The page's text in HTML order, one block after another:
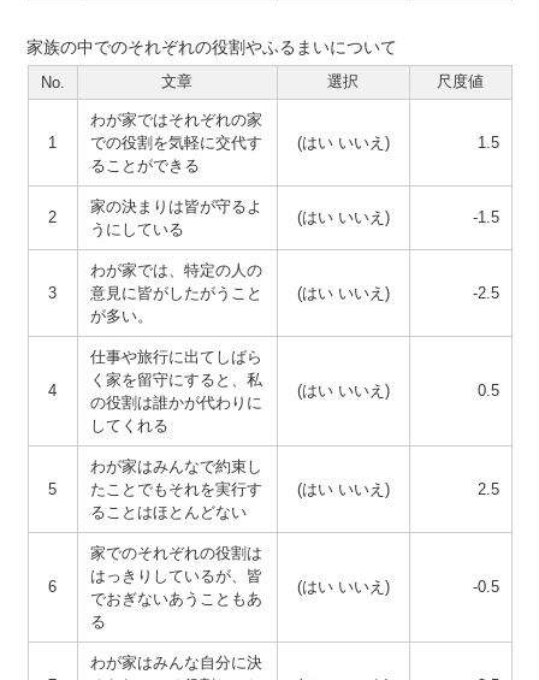
家族の中でのそれぞれの役割やふるまいについて
No. 文章 選択 尺度値
1
わが家ではそれぞれの家
での役割を気軽に交代す
ることができる
(はい いいえ) 1.5
2
家の決まりは皆が守るよ
うにしている
(はい いいえ) -1.5
3
わが家では、特定の人の
意見に皆がしたがうこと
が多い。
(はい いいえ) -2.5
4
仕事や旅行に出てしばら
く家を留守にすると、私
の役割は誰かが代わりに
してくれる
(はい いいえ) 0.5
5
わが家はみんなで約束し
たことでもそれを実行す
ることはほとんどない
(はい いいえ) 2.5
6
家でのそれぞれの役割は
はっきりしているが、皆
でおぎないあうこともあ
る
(はい いいえ) -0.5
わが家はみんな自分に決